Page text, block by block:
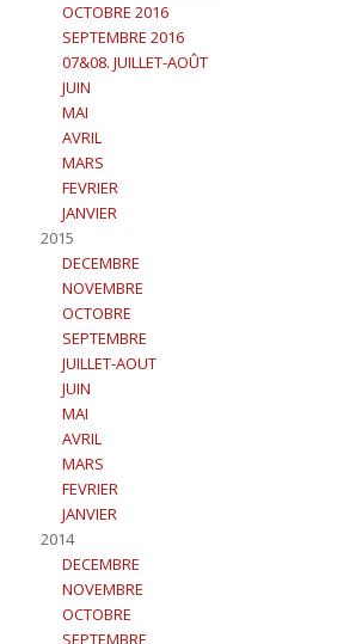
OCTOBRE 2016
SEPTEMBRE 2016
07&08. JUILLET-AOÛT
JUIN
MAI
AVRIL
MARS
FEVRIER
JANVIER
2015
DECEMBRE
NOVEMBRE
OCTOBRE
SEPTEMBRE
JUILLET-AOUT
JUIN
MAI
AVRIL
MARS
FEVRIER
JANVIER
2014
DECEMBRE
NOVEMBRE
OCTOBRE
SEPTEMBRE